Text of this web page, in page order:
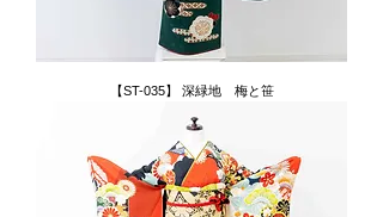
【ST-035】 深緑地 梅と笹